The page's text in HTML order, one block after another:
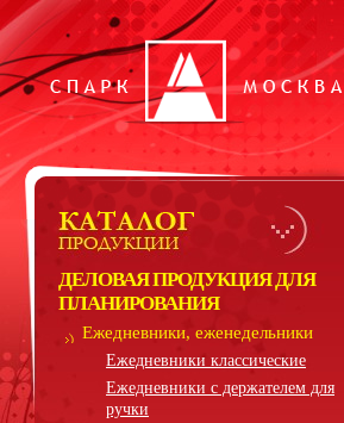
ДЕЛОВАЯ ПРОДУКЦИЯ ДЛЯ
ПЛАНИРОВАНИЯ
Ежедневники, еженедельники
Ежедневники классические
Ежедневники с держателем для
ручки